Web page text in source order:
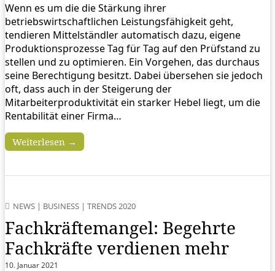
Wenn es um die die Stärkung ihrer
betriebswirtschaftlichen Leistungsfähigkeit geht,
tendieren Mittelständler automatisch dazu, eigene
Produktionsprozesse Tag für Tag auf den Prüfstand zu
stellen und zu optimieren. Ein Vorgehen, das durchaus
seine Berechtigung besitzt. Dabei übersehen sie jedoch
oft, dass auch in der Steigerung der
Mitarbeiterproduktivität ein starker Hebel liegt, um die
Rentabilität einer Firma…
Weiterlesen →
NEWS | BUSINESS | TRENDS 2020
Fachkräftemangel: Begehrte
Fachkräfte verdienen mehr
10. Januar 2021